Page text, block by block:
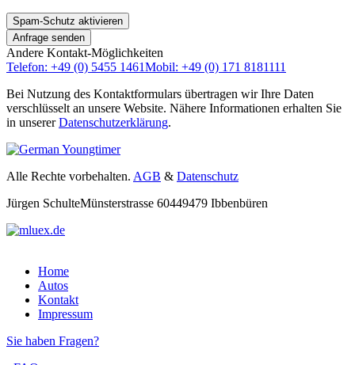
Spam-Schutz aktivieren
Andere Kontakt-Möglichkeiten
Telefon: +49 (0) 5455 1461Mobil: +49 (0) 171 8181111
Bei Nutzung des Kontaktformulars übertragen wir Ihre Daten
verschlüsselt an unsere Website. Nähere Informationen erhalten Sie
in unsererDatenschutzerklärung.
Alle Rechte vorbehalten. AGB & Datenschutz
Jürgen SchulteMünsterstrasse 60449479 Ibbenbüren
Home
Autos
Kontakt
Impressum
Sie haben Fragen?